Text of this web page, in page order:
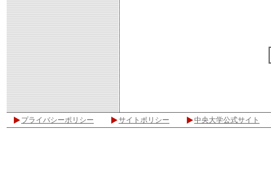
プライバシーポリシー サイトポリシー 中央大学公式サイト